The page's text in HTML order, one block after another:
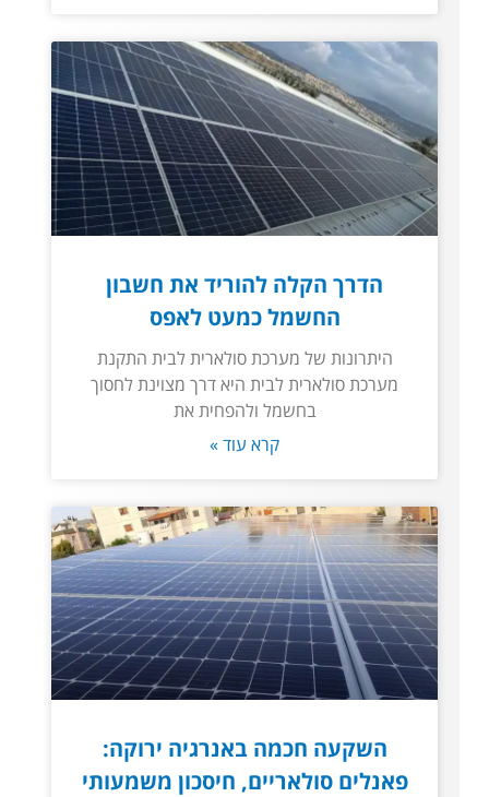
הדרך הקלה להוריד את חשבון
החשמל כמעט לאפס
היתרונות של מערכת סולארית לבית התקנת
מערכת סולארית לבית היא דרך מצוינת לחסוך
בחשמל ולהפחית את
קרא עוד »
השקעה חכמה באנרגיה ירוקה:
פאנלים סולאריים, חיסכון משמעותי